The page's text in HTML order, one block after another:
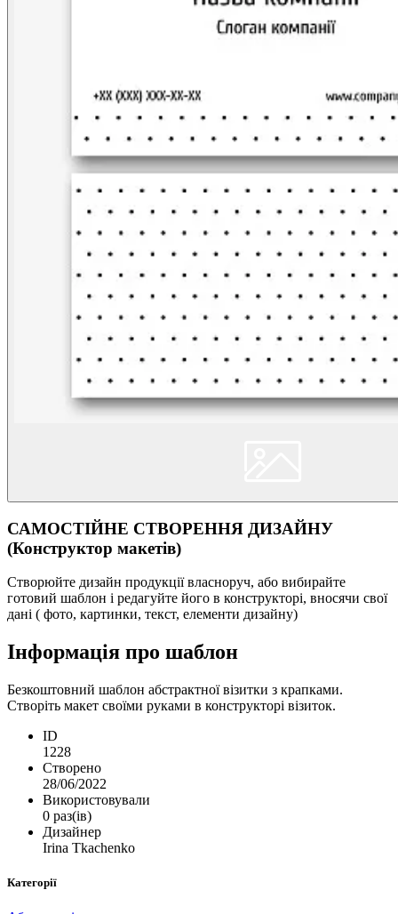
САМОСТІЙНЕ СТВОРЕННЯ ДИЗАЙНУ
(Конструктор макетів)
Створюйте дизайн продукції власноруч, або вибирайте
готовий шаблон і редагуйте його в конструкторі, вносячи свої
дані ( фото, картинки, текст, елементи дизайну)
Інформація про шаблон
Безкоштовний шаблон абстрактної візитки з крапками.
Створіть макет своїми руками в конструкторі візиток.
ID
1228
Створено
28/06/2022
Використовували
0 раз(ів)
Дизайнер
Irina Tkachenko
Категорії